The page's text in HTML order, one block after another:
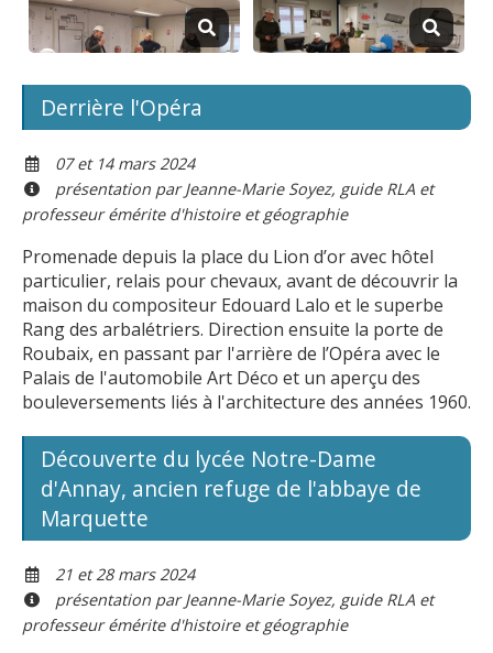
Derrière l'Opéra
07 et 14 mars 2024
présentation par Jeanne-Marie Soyez, guide RLA et
professeur émérite d'histoire et géographie
Promenade depuis la place du Lion d’or avec hôtel
particulier, relais pour chevaux, avant de découvrir la
maison du compositeur Edouard Lalo et le superbe
Rang des arbalétriers. Direction ensuite la porte de
Roubaix, en passant par l'arrière de l’Opéra avec le
Palais de l'automobile Art Déco et un aperçu des
bouleversements liés à l'architecture des années 1960.
Découverte du lycée Notre-Dame
d'Annay, ancien refuge de l'abbaye de
Marquette
21 et 28 mars 2024
présentation par Jeanne-Marie Soyez, guide RLA et
professeur émérite d'histoire et géographie